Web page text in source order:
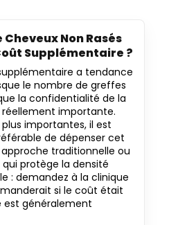
Cheveux Non Rasés
Supplémentaire ?
a tendance
le nombre de greffes
la confidentialité de la
importante.
importantes, il est
de dépenser cet
traditionnelle ou
protège la densité
: demandez à la clinique
si le coût était
est généralement